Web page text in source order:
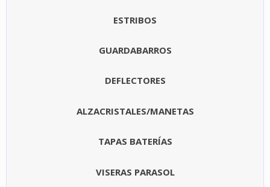
ESTRIBOS
GUARDABARROS
DEFLECTORES
ALZACRISTALES/MANETAS
TAPAS BATERÍAS
VISERAS PARASOL